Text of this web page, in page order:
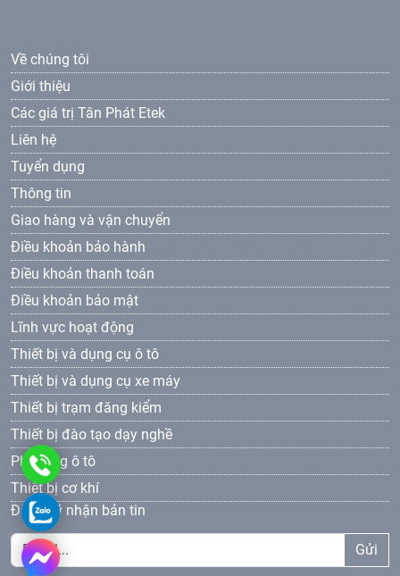
Về chúng tôi
Giới thiệu
Các giá trị Tân Phát Etek
Liên hệ
Tuyển dụng
Thông tin
Giao hàng và vận chuyển
Điều khoản bảo hành
Điều khoản thanh toán
Điều khoản bảo mật
Lĩnh vực hoạt động
Thiết bị và dụng cụ ô tô
Thiết bị và dụng cụ xe máy
Thiết bị trạm đăng kiểm
Thiết bị đào tạo dạy nghề
Phụ tùng ô tô
Thiết bị cơ khí
Đăng ký nhận bản tin
Gửi
0961
69
0961693381